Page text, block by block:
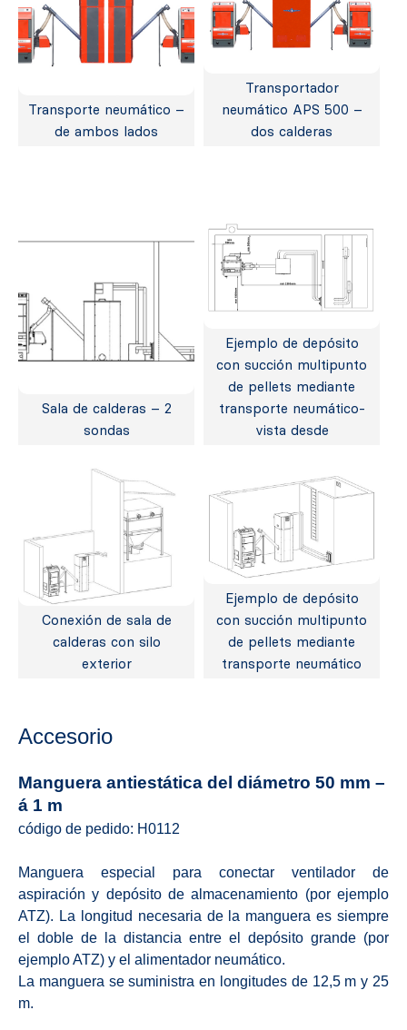
Transporte neumático –
de ambos lados
Transportador
neumático APS 500 –
dos calderas
Sala de calderas – 2
sondas
Ejemplo de depósito
con succión multipunto
de pellets mediante
transporte neumático-
vista desde
Conexión de sala de
calderas con silo
exterior
Ejemplo de depósito
con succión multipunto
de pellets mediante
transporte neumático
Accesorio
Manguera antiestática del diámetro 50 mm –
á 1 m
código de pedido: H0112
Manguera especial para conectar ventilador de
aspiración y depósito de almacenamiento (por ejemplo
ATZ). La longitud necesaria de la manguera es siempre
el doble de la distancia entre el depósito grande (por
ejemplo ATZ) y el alimentador neumático.
La manguera se suministra en longitudes de 12,5 m y 25
m.